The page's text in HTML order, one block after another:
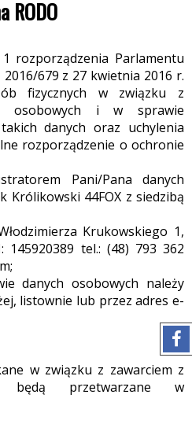
RODO
rozporządzenia Parlamentu
679 z 27 kwietnia 2016 r.
fizycznych w związku z
osobowych i w sprawie
danych oraz uchylenia
rozporządzenie o ochronie
Pani/Pana danych
Królikowski 44FOX z siedzibą
Krukowskiego 1,
145920389 tel.: (48) 793 362
danych osobowych należy
listownie lub przez adres e-
w związku z zawarciem z
będą przetwarzane w